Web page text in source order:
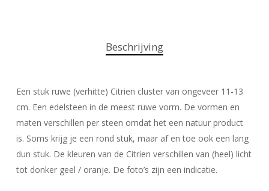
Beschrijving
Een stuk ruwe (verhitte) Citrien cluster van ongeveer 11-13
cm. Een edelsteen in de meest ruwe vorm. De vormen en
maten verschillen per steen omdat het een natuur product
is. Soms krijg je een rond stuk, maar af en toe ook een lang
dun stuk. De kleuren van de Citrien verschillen van (heel) licht
tot donker geel / oranje. De foto’s zijn een indicatie.